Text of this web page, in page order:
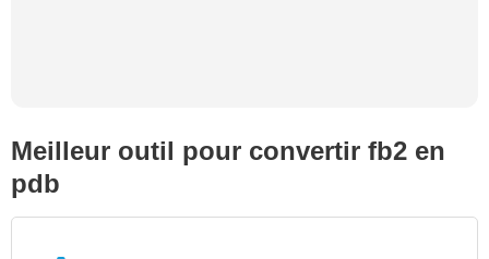
Meilleur outil pour convertir fb2 en
pdb